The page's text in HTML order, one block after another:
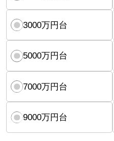
3000万円台
5000万円台
7000万円台
9000万円台